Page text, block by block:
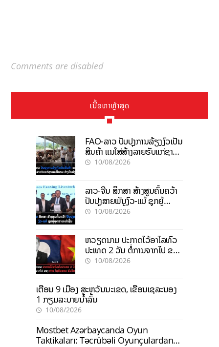
Comments are disabled
ເນື້ອຫາຫຼ້າສຸດ
FAO-ລາວ ປັບປຸງການລ້ຽງງົວເປັນ
ສິນຄ້າ ແນໃສ່ສ້າງລາຍຮັບແກ່ຊາວ
ກະສິກອນຢ່າງຍືນຍົງ
10/08/2026
ລາວ-ຈີນ ສຶກສາ ສ້າງສູນຄົ້ນຄວ້າ
ປັບປຸງສາຍພັນງົວ-ແບ້ ຊຸກຍູ້
ອຸດສາຫະກຳຊີ້ນ
10/08/2026
ຫວຽດນາມ ປະກາດໄວ້ອາໄລທົ່ວ
ປະເທດ 2 ວັນ ຕໍ່ການຈາກໄປ ຂອງ
ທ່ານ ໄຊສົມພອນ ພົມວິຫານ
10/08/2026
ເຕືອນ 9 ເມືອງ ສະຫວັນນະເຂດ, ເຂື່ອນເຊລະນອງ
1 ກຽມລະບາຍນ້ຳລົ້ນ
10/08/2026
Mostbet Azərbaycanda Oyun
Taktikaları: Təcrübəli Oyunçulardan